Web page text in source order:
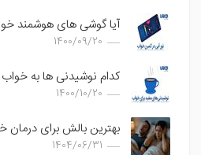
آیا گوشی های هوشمند
1400/09/20
کدام نوشیدنی ها به
1400/10/20
بهترین بالش برای درمان
1404/06/31